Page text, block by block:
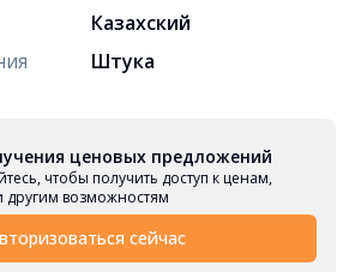
Казахский
Штука
ценовых предложений
чтобы получить доступ к ценам,
другим возможностям
сейчас